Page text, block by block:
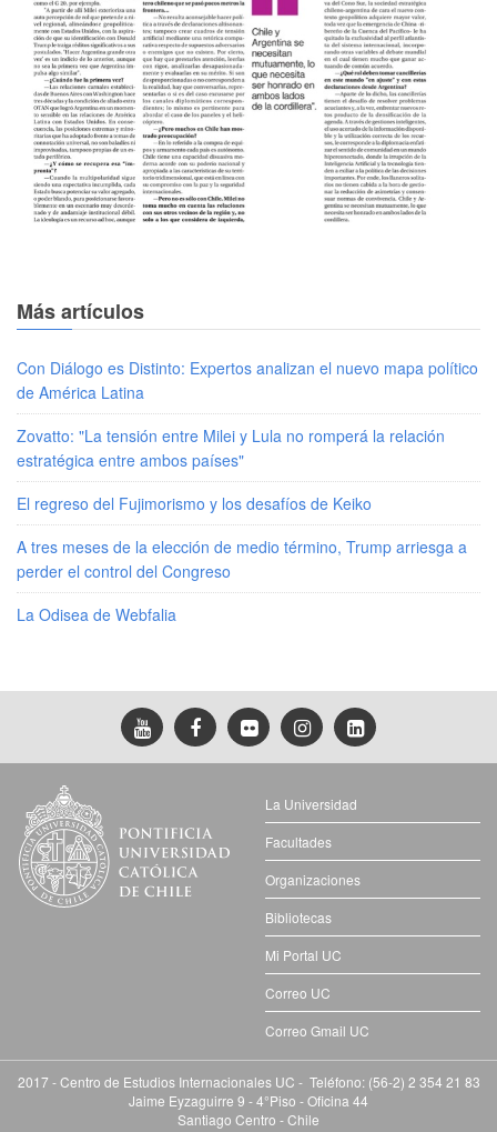
Más artículos
Con Diálogo es Distinto: Expertos analizan el nuevo mapa político
de América Latina
Zovatto: "La tensión entre Milei y Lula no romperá la relación
estratégica entre ambos países"
El regreso del Fujimorismo y los desafíos de Keiko
A tres meses de la elección de medio término, Trump arriesga a
perder el control del Congreso
La Odisea de Webfalia
La Universidad
Facultades
Organizaciones
Bibliotecas
Mi Portal UC
Correo UC
Correo Gmail UC
2017 - Centro de Estudios Internacionales UC - Teléfono: (56-2) 2 354 21 83
Jaime Eyzaguirre 9 - 4°Piso - Oficina 44
Santiago Centro - Chile